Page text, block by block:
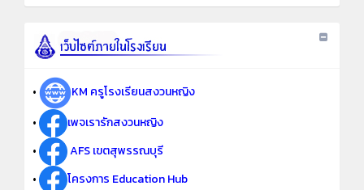
•
KM ครูโรงเรียนสงวนหญิง
•
เพจเรารักสงวนหญิง
•
AFS เขตสุพรรณบุรี
•
โครงการ Education Hub